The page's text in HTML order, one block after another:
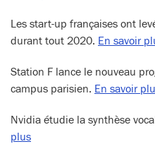
Les start-up françaises ont
durant tout 2020. En savoir
Station F lance le nouveau
campus parisien. En savoir
Nvidia étudie la synthèse
plus